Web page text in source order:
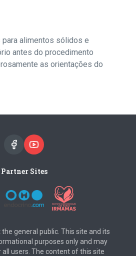
para alimentos sólidos e
antes do procedimento
as orientações do
Partner Sites
general public. This site and its
purposes only and may
users. The content of this site